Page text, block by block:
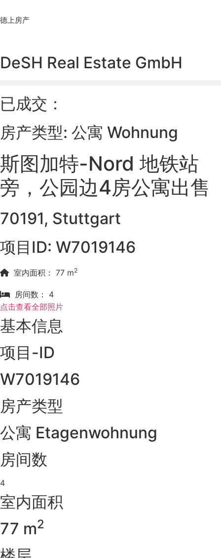
to
德上房产
DeSH Real Estate GmbH
已成交：
房产类型: 公寓 Wohnung
斯图加特-Nord 地铁站
旁，公园边4房公寓出售
70191, Stuttgart
项目ID: W7019146
室内面积： 77 m2
房间数： 4
点击查看全部照片
基本信息
项目-ID
W7019146
房产类型
公寓 Etagenwohnung
房间数
4
室内面积
77 m2